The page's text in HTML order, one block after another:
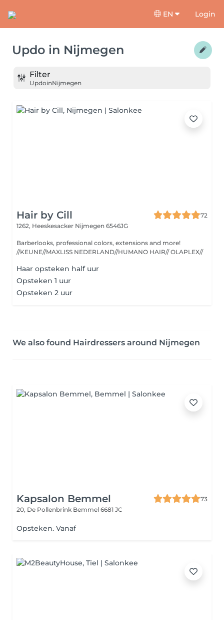
EN Login
Updo in Nijmegen
Filter
UpdoinNijmegen
Hair by Cill
72
1262, Heeskesacker Nijmegen 6546JG
Barberlooks, professional colors, extensions and more!
//KEUNE//MAXLISS NEDERLAND//HUMANO HAIR// OLAPLEX//
Haar opsteken half uur
Opsteken 1 uur
Opsteken 2 uur
We also found Hairdressers around Nijmegen
Kapsalon Bemmel
73
20, De Pollenbrink Bemmel 6681 JC
Opsteken. Vanaf